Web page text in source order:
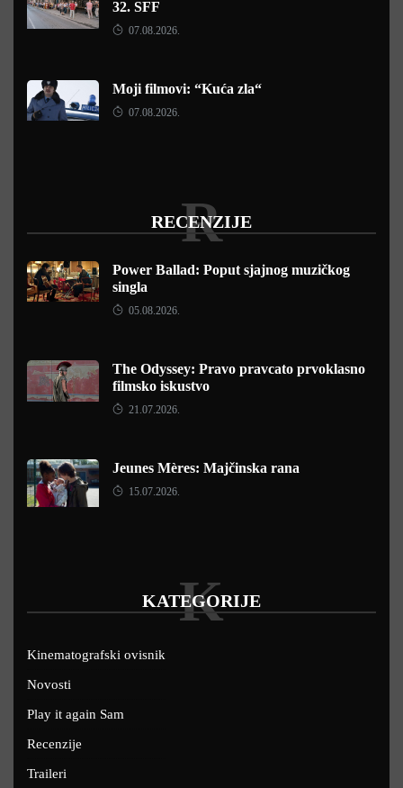
32. SFF
07.08.2026.
Moji filmovi: “Kuća zla“
07.08.2026.
RECENZIJE
R
Power Ballad: Poput sjajnog muzičkog
singla
05.08.2026.
The Odyssey: Pravo pravcato prvoklasno
filmsko iskustvo
21.07.2026.
Jeunes Mères: Majčinska rana
15.07.2026.
KATEGORIJE
K
Kinematografski ovisnik
Novosti
Play it again Sam
Recenzije
Traileri